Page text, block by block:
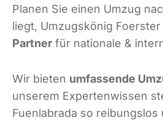
Planen Sie einen Umzug
liegt, Umzugskönig
Partner für nationale &
Wir bieten umfassende
unserem Expertenwissen
Fuenlabrada so